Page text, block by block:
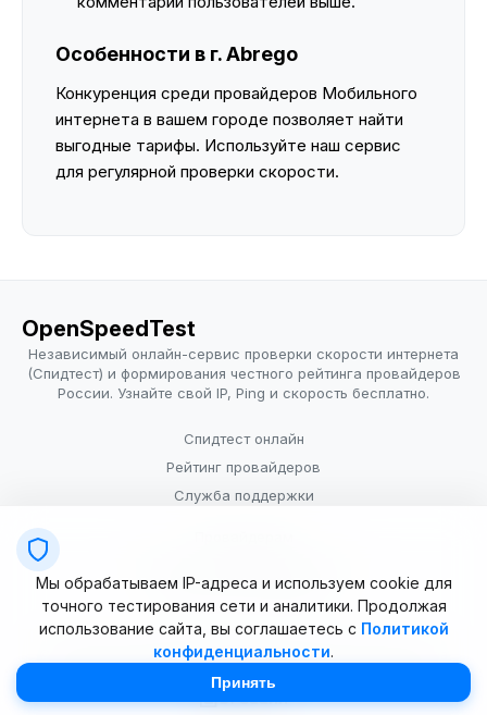
Особенности в г. Abrego
Конкуренция среди провайдеров Мобильного
интернета в вашем городе позволяет найти
выгодные тарифы. Используйте наш сервис
для регулярной проверки скорости.
OpenSpeedTest
Независимый онлайн-сервис проверки скорости интернета
(Спидтест) и формирования честного рейтинга провайдеров
России. Узнайте свой IP, Ping и скорость бесплатно.
Спидтест онлайн
Рейтинг провайдеров
Служба поддержки
Условия использования
© 2025–2026 OpenSpeedTest (ИП Долматова В.В.). Все права
Мы обрабатываем IP-адреса и используем cookie для
точного тестирования сети и аналитики. Продолжая
использование сайта, вы соглашаетесь с Политикой
конфиденциальности.
Принять